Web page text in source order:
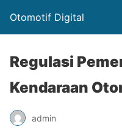
Otomotif Digital
Regulasi
Kendaraan
admin